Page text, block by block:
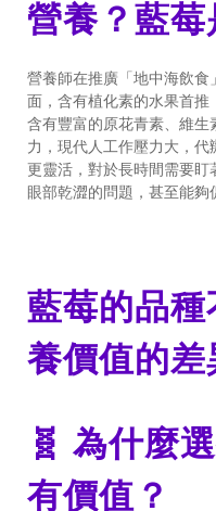
營養？藍莓
營養師在推廣「地中海飲食
面，含有植化素的水果首
含有豐富的原花青素、維生
力，現代人工作壓力大，
更靈活，對於長時間需要
眼部乾澀的問題，甚至能夠
藍莓的品
養價值的差
🧬 為什麼
有價值？